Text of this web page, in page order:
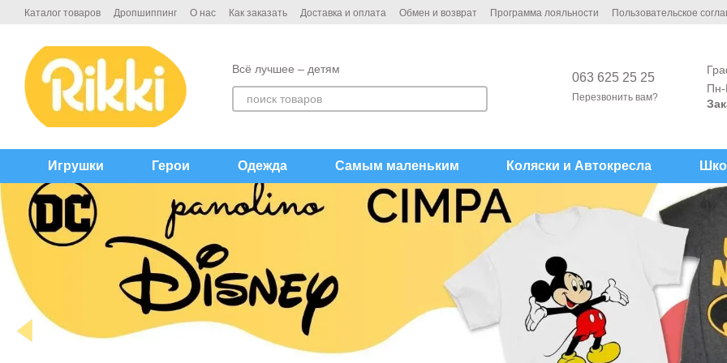
Перейти к основному контенту
Каталог товаров Дропшиппинг О нас Как заказать Доставка и оплата Обмен и возврат Программа лояльности
Пользовательское
Всё лучшее – детям
063 625 25 25
Перезвонить вам?
Пн-
Игрушки Герои Одежда Самым маленьким Коляски и Автокреcла